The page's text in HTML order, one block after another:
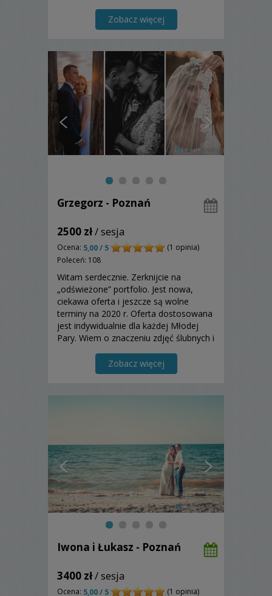
Zobacz więcej
Grzegorz - Poznań
2500 zł/ sesja
Ocena: 5,00 / 5
(1 opinia)
Poleceń: 108
Witam serdecznie. Zerknijcie na
„odświeżone” portfolio. Jest nowa,
ciekawa oferta i jeszcze są wolne
terminy na 2020 r. Oferta dostosowana
jest indywidualnie dla każdej Młodej
Pary. Wiem o znaczeniu zdjęć ślubnych i
Zobacz więcej
Iwona i Łukasz - Poznań
3400 zł/ sesja
Ocena: 5,00 / 5
(1 opinia)